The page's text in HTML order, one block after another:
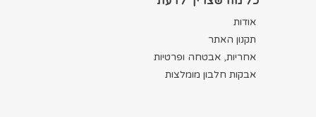
אודות
תקנון האתר
אחריות, אבטחה ופרטיות
אבקות חלבון מומלצות